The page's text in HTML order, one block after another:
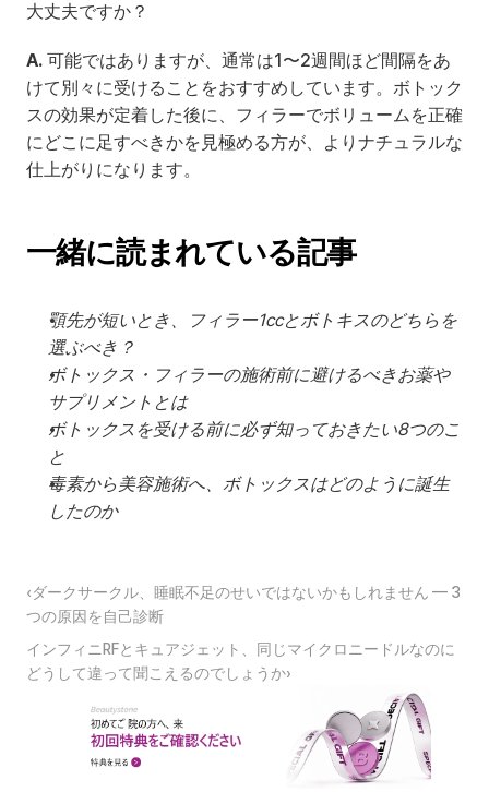
大丈夫ですか？
A. 可能ではありますが、通常は1〜2週間ほど間隔をあ
けて別々に受けることをおすすめしています。ボトック
スの効果が定着した後に、フィラーでボリュームを正確
にどこに足すべきかを見極める方が、よりナチュラルな
仕上がりになります。
一緒に読まれている記事
顎先が短いとき、フィラー1ccとボトキスのどちらを
選ぶべき？
ボトックス・フィラーの施術前に避けるべきお薬や
サプリメントとは
ボトックスを受ける前に必ず知っておきたい8つのこ
と
毒素から美容施術へ、ボトックスはどのように誕生
したのか
‹ダークサークル、睡眠不足のせいではないかもしれません — 3
つの原因を自己診断
インフィニRFとキュアジェット、同じマイクロニードルなのに
どうして違って聞こえるのでしょうか›